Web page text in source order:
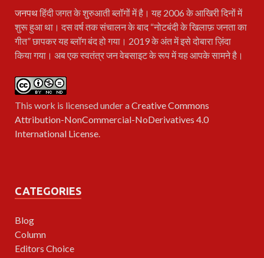
जनपथहिंदी जगत के शुरुआती ब्लॉगों में है। यह 2006 के आखिरी दिनों में
शुरू हुआ था। दस वर्ष तक संचालन के बाद “नोटबंदी के खिलाफ़ जनता का
गीत” छापकर यह ब्लॉग बंद हो गया। 2019 के अंत में इसे दोबारा ज़िंदा
किया गया। अब एक स्वतंत्र जन वेबसाइट के रूप में यह आपके सामने है।
This work is licensed under aCreative Commons
Attribution-NonCommercial-NoDerivatives 4.0
International License
CATEGORIES
Blog
Column
Editors Choice